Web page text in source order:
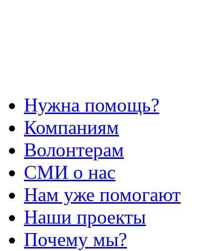
Нужна помощь?
Компаниям
Волонтерам
СМИ о нас
Нам уже помогают
Наши проекты
Почему мы?